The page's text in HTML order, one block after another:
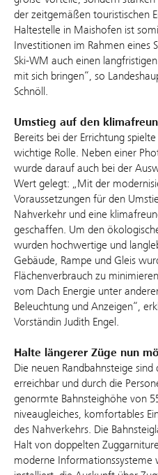
der zeitgemäßen touristischen
Haltestelle in Maishofen ist
Investitionen im Rahmen eines
Ski-WM auch einen
mit sich bringen“, so
Schnöll.
Umstieg auf den
Bereits bei der Errichtung
wichtige Rolle. Neben einer
wurde darauf auch bei der
Wert gelegt: „Mit der
Voraussetzungen für den
Nahverkehr und eine
geschaffen. Um den
wurden hochwertige und
Gebäude, Rampe und Gleis
Flächenverbrauch zu
vom Dach Energie unter
Beleuchtung und Anzeigen“,
Vorständin Judith Engel.
Halte längerer Züge nun
Die neuen Randbahnsteige
erreichbar und durch die
genormte Bahnsteighöhe von
niveaugleiches, komfortables
des Nahverkehrs. Die
Halt von doppelten
moderne